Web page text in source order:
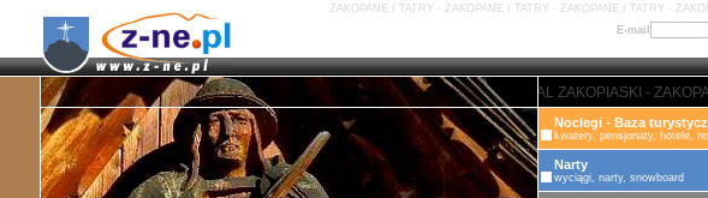
ZAKOPANE I TATRY - ZAKOPANE I TATRY - ZAKOPANE I TATRY -
E-mail
ZAKOPANE - PORTAL ZAKOPIASKI - ZAKOPANE - PORTAL ZAKOPIASKI -
Noclegi - Baza
kwatery, pensjonaty, hotele,
Narty
wyciągi, narty, snowboard